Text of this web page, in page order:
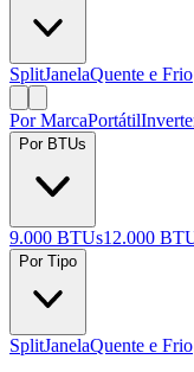
SplitJanelaQuente e Frio
Por MarcaPortátil
Por BTUs
9.000 BTUs12.000
Por Tipo
SplitJanelaQuente e Frio